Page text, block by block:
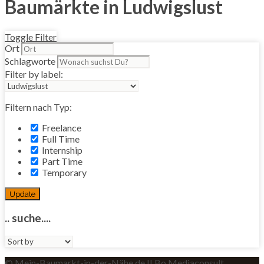
Baumärkte in Ludwigslust
Toggle Filter
Ort
Schlagworte
Filter by label:
Filtern nach Typ:
Freelance
Full Time
Internship
Part Time
Temporary
Update
.. suche....
Sort